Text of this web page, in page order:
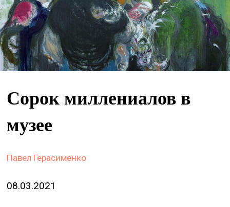
&
Сорок миллениалов в
музее
Павел Герасименко
08.03.2021